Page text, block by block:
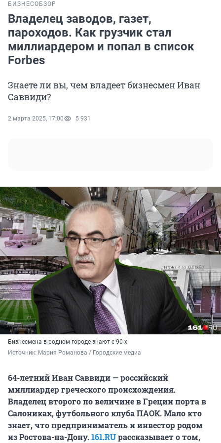
БИЗНЕСОБЗОР
Владелец заводов, газет,
пароходов. Как грузчик стал
миллиардером и попал в список
Forbes
Знаете ли вы, чем владеет бизнесмен Иван
Саввиди?
2 марта 2025, 17:00 5 931
Бизнесмена в родном городе знают с 90-х
Источник: Мария Романова / Городские медиа
64-летний Иван Саввиди — российский
миллиардер греческого происхождения.
Владелец второго по величине в Греции порта в
Салониках, футбольного клуба ПАОК. Мало кто
знает, что предприниматель и инвестор родом
из Ростова-на-Дону.161.RUрассказывает о том,